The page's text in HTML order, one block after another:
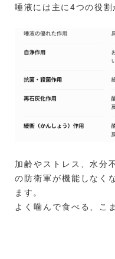
唾液には主に4つの役割
加齢やストレス、水分
の防衛軍が機能しなく
ます。
よく噛んで食べる、こ
原因4：虫歯に